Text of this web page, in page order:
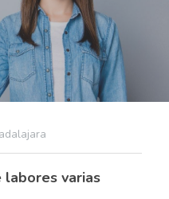
labores varias